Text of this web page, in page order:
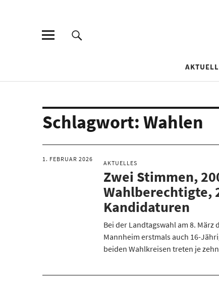
Schlagwort: Wahlen
1. FEBRUAR 2026
AKTUELLES
Zwei Stimmen,
Wahlberechtigte,
Kandidaturen
Bei der Landtagswahl am 8. März
Mannheim erstmals auch 16-
beiden Wahlkreisen treten je